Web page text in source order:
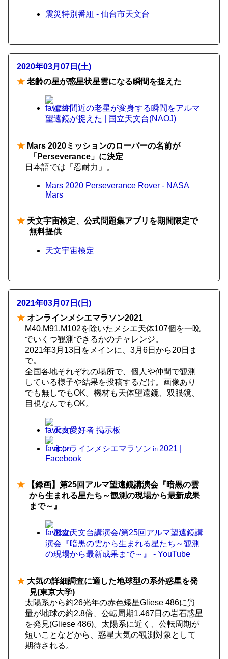
震災特別番組 - 仙台市天文台
2020年03月07日(土)
★ 老齢の星が惑星状星雲になる瞬間を捉えた
臨終間近の老星が変身する瞬間をアルマ
望遠鏡が捉えた | 国立天文台(NAOJ)
★ Mars 2020ミッションのローバーの名前が
「Perseverance」に決定
日本語では「忍耐力」。
Mars 2020 Perseverance Rover - NASA
Mars
★ 天文宇宙検定、公式問題集アプリを期間限定で
無料提供
天文宇宙検定
2021年03月07日(日)
★ オンラインメシエマラソン2021
M40,M91,M102を除いたメシエ天体107個を一晩
でいくつ観測できるかのチャレンジ。
2021年3月13日をメインに、3月6日から20日ま
で。
全国各地それぞれの場所で、個人や仲間で観測
している様子や結果を投稿するだけ。画像あり
でも無しでもOK。機材も天体望遠鏡、双眼鏡、
目視なんでもOK。
天文愛好者 掲示板
オンラインメシエマラソン㏌2021 |
Facebook
★ 【録画】第25回アルマ望遠鏡講演会『暗黒の雲
から生まれる星たち～観測の現場から最新成果
まで～』
国立天文台講演会/第25回アルマ望遠鏡講
演会『暗黒の雲から生まれる星たち～観測
の現場から最新成果まで～』 - YouTube
★ 大気の詳細調査に適した地球型の系外惑星を発
見(東京大学)
太陽系から約26光年の赤色矮星Gliese 486に質
量が地球の約2.8倍、公転周期1.467日の岩石惑星
を発見(Gliese 486)。太陽系に近く、公転周期が
短いことなどから、惑星大気の観測対象として
期待される。